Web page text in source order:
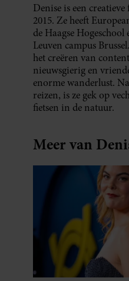
Denise is een
2015. Ze heeft
de Haagse
Leuven campus
het creëren van
nieuwsgierig en
enorme wanderlust.
reizen, is ze gek op
fietsen in de natuur.
Meer van